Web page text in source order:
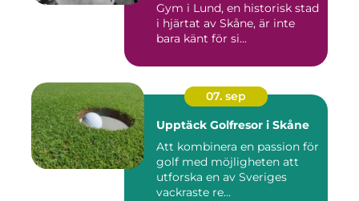
Gym i Lund, en historisk stad
i hjärtat av Skåne, är inte
bara känt för si...
07. sep
Upptäck Golfresor i Skåne
Att kombinera en passion för
golf med möjligheten att
utforska en av Sveriges
vackraste re...